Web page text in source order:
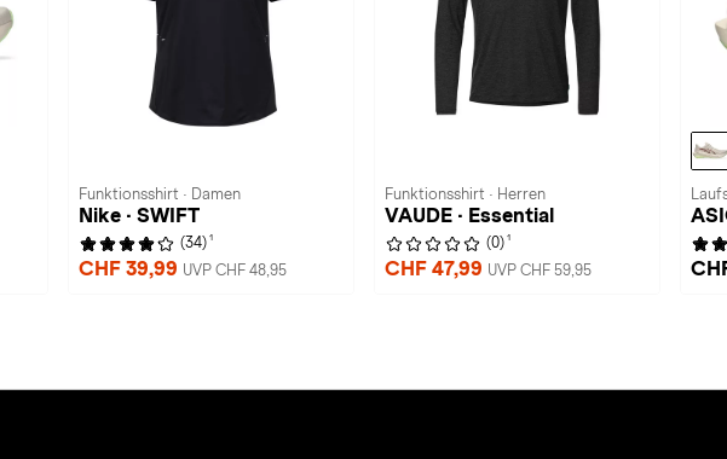
Funktionsshirt · Damen
Nike · SWIFT
(34) 1
CHF 39,99 UVP CHF 48,95
Funktionsshirt · Herren
VAUDE · Essential
(0) 1
CHF 47,99 UVP CHF 59,95